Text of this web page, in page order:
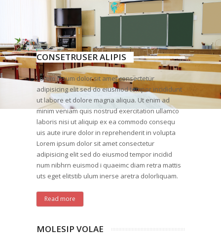
CONSETRUSER ALIPIS
Lorem ipsum dolor sit amet consectetur
adipisicing elit sed do eiusmod tempor incididunt
ut labore et dolore magna aliqua. Ut enim ad
minim veniam quis nostrud exercitation ullamco
laboris nisi ut aliquip ex ea commodo consequ
uis aute irure dolor in reprehenderit in volupta
Lorem ipsum dolor sit amet consectetur
adipisicing elit sed do eiusmod tempor incidid
num nibhrn euismod i quaeimc diam retra mattis
uts eget elitstib ulum inerse aretra dolorliquam.
Read more
MOLESIP VOLAE